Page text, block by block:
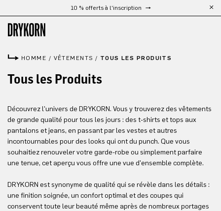
Passer au contenu principal10 % offerts à l'inscription
HOMME / VÊTEMENTS / TOUS LES PRODUITS
Tous les Produits
Découvrez l'univers de DRYKORN. Vous y trouverez des vêtements
de grande qualité pour tous les jours : des t-shirts et tops aux
pantalons et jeans, en passant par les vestes et autres
incontournables pour des looks qui ont du punch. Que vous
souhaitiez renouveler votre garde-robe ou simplement parfaire
une tenue, cet aperçu vous offre une vue d'ensemble complète.
DRYKORN est synonyme de qualité qui se révèle dans les détails :
une finition soignée, un confort optimal et des coupes qui
conservent toute leur beauté même après de nombreux portages